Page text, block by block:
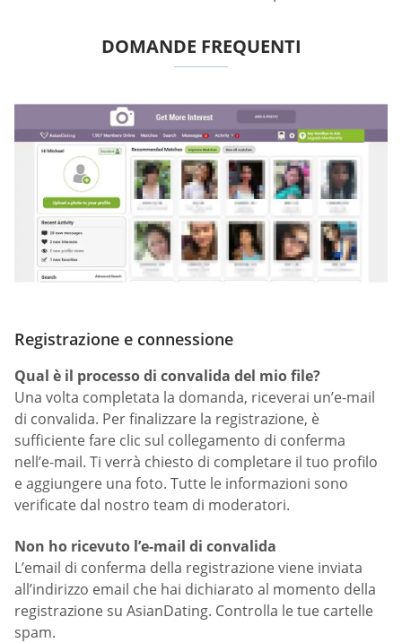
DOMANDE FREQUENTI
Registrazione e connessione
Qual è il processo di convalida del mio file?
Una volta completata la domanda, riceverai un’e-mail
di convalida. Per finalizzare la registrazione, è
sufficiente fare clic sul collegamento di conferma
nell’e-mail. Ti verrà chiesto di completare il tuo profilo
e aggiungere una foto. Tutte le informazioni sono
verificate dal nostro team di moderatori.
Non ho ricevuto l’e-mail di convalida
L’email di conferma della registrazione viene inviata
all’indirizzo email che hai dichiarato al momento della
registrazione su AsianDating. Controlla le tue cartelle
spam.